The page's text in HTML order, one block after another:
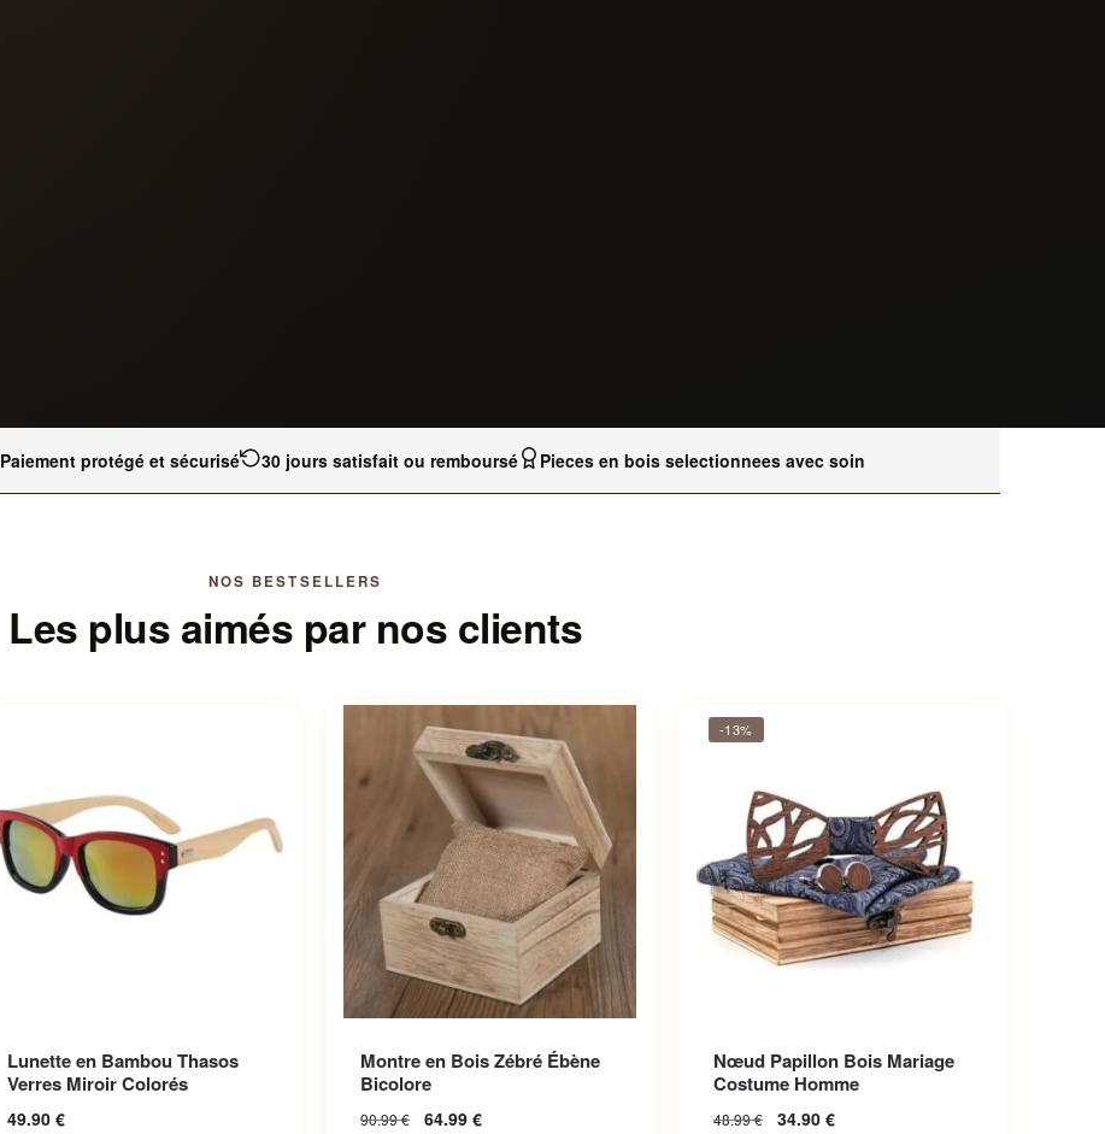
Paiement protégé et sécurisé 30 jours satisfait ou remboursé Pieces en bois selectionnees avec soin
NOS BESTSELLERS
Les plus aimés par nos clients
Lunette en Bambou Thasos
Verres Miroir Colorés
49.90 €
Les options peuvent être choisies
Montre en Bois Zébré Ébène
Bicolore
90.99€ 64.99 €
-13%
Nœud Papillon Bois Mariage
Costume Homme
48.99€ 34.90 €